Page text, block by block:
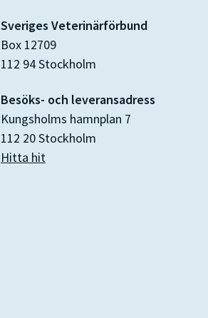
Sveriges Veterinärförbund
Box 12709
112 94 Stockholm
Besöks- och leveransadress
Kungsholms hamnplan 7
112 20 Stockholm
Hitta hit